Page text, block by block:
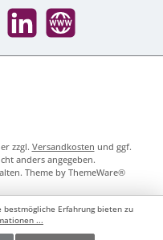
LinkedIn Website
zzgl. Versandkosten und ggf.
anders angegeben.
Theme by ThemeWare®
Erfahrung bieten zu
...